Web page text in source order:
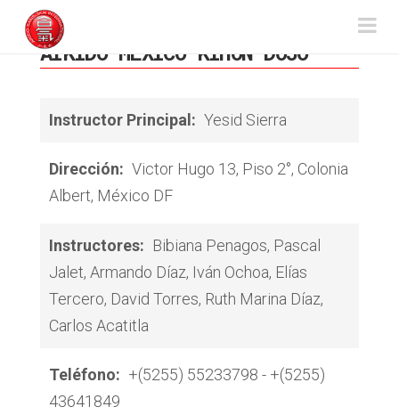
Aikido
Sansuikai
AIKIDO MÉXICO KIHON DOJO
Instructor Principal: Yesid Sierra
Dirección: Victor Hugo 13, Piso 2°, Colonia
Albert, México DF
Instructores: Bibiana Penagos, Pascal
Jalet, Armando Díaz, Iván Ochoa, Elías
Tercero, David Torres, Ruth Marina Díaz,
Carlos Acatitla
Teléfono: +(5255) 55233798 - +(5255)
43641849